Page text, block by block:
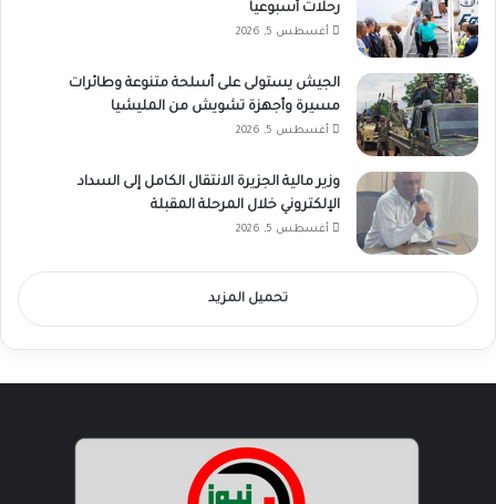
رحلات أسبوعياً
أغسطس 5, 2026
الجيش يستولى على أسلحة متنوعة وطائرات
مسيرة وأجهزة تشويش من المليشيا
أغسطس 5, 2026
وزير مالية الجزيرة الانتقال الكامل إلى السداد
الإلكتروني خلال المرحلة المقبلة
أغسطس 5, 2026
تحميل المزيد